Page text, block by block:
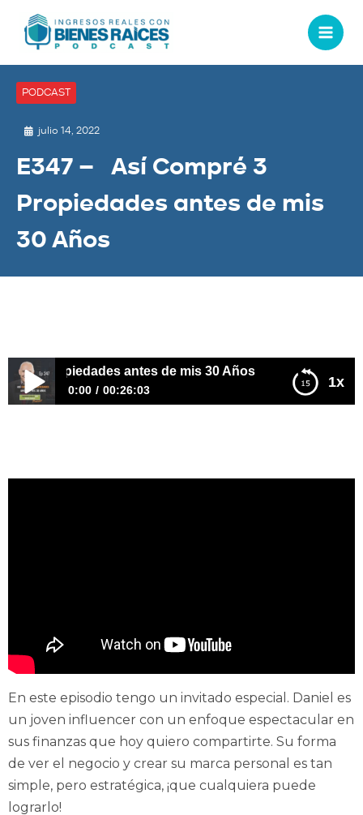
PODCAST
julio 14, 2022
E347 – Así Compré 3
Propiedades antes de mis
30 Años
1x
Propiedades antes de mis 30 Años
0:00 00:26:03
En este episodio tengo un invitado especial. Daniel es
un joven influencer con un enfoque espectacular en
sus finanzas que hoy quiero compartirte. Su forma
de ver el negocio y crear su marca personal es tan
simple, pero estratégica, ¡que cualquiera puede
lograrlo!